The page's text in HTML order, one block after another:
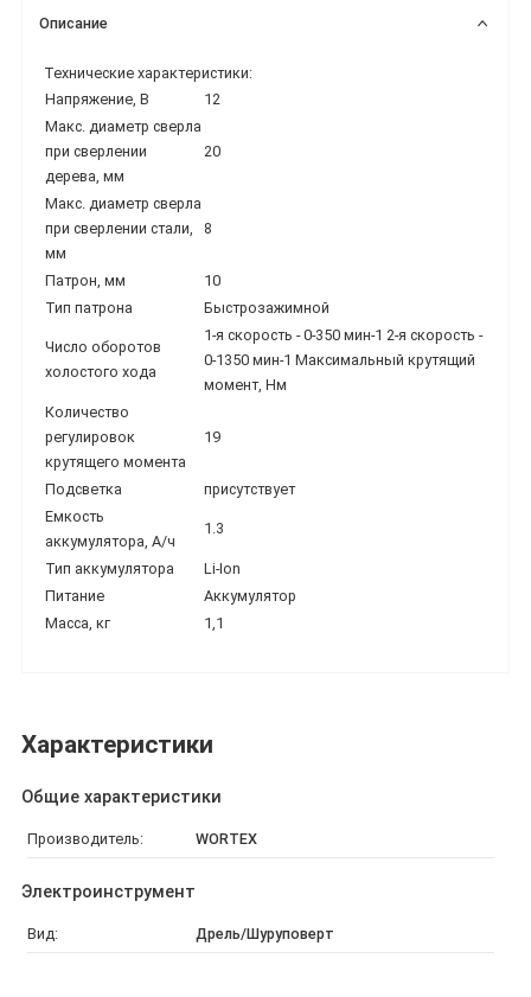
Описание
Технические характеристики:
Напряжение, В
12
Макс. диаметр сверла
при сверлении
дерева, мм
20
Макс. диаметр сверла
при сверлении стали,
мм
8
Патрон, мм
10
Тип патрона
Быстрозажимной
Число оборотов
холостого хода
1-я скорость - 0-350 мин-1 2-я скорость -
0-1350 мин-1 Максимальный крутящий
момент, Нм
Количество
регулировок
крутящего момента
19
Подсветка
присутствует
Емкость
аккумулятора, А/ч
1.3
Тип аккумулятора
Li-Ion
Питание
Аккумулятор
Масса, кг
1,1
Характеристики
Общие характеристики
Производитель: WORTEX
Электроинструмент
Вид: Дрель/Шуруповерт